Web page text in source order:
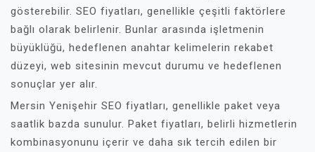
gösterebilir. SEO fiyatları, genellikle çeşitli faktörlere
bağlı olarak belirlenir. Bunlar arasında işletmenin
büyüklüğü, hedeflenen anahtar kelimelerin rekabet
düzeyi, web sitesinin mevcut durumu ve hedeflenen
sonuçlar yer alır.
Mersin Yenişehir SEO fiyatları, genellikle paket veya
saatlik bazda sunulur. Paket fiyatları, belirli hizmetlerin
kombinasyonunu içerir ve daha sık tercih edilen bir